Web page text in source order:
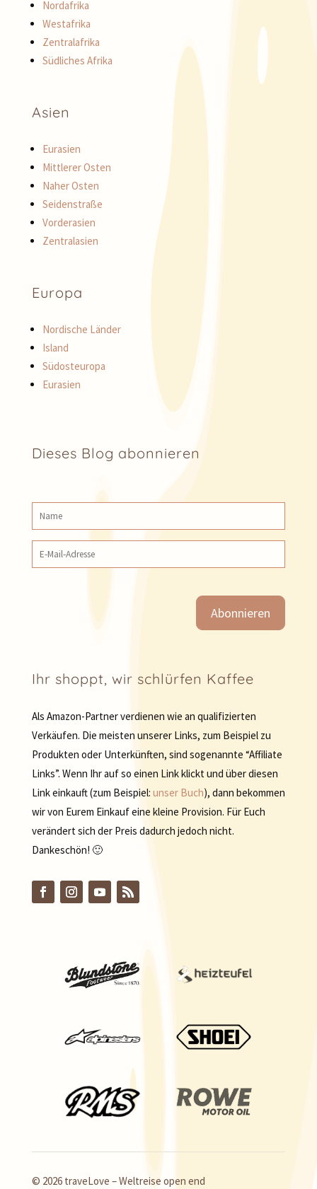
Nordafrika
Westafrika
Zentralafrika
Südliches Afrika
Asien
Eurasien
Mittlerer Osten
Naher Osten
Seidenstraße
Vorderasien
Zentralasien
Europa
Nordische Länder
Island
Südosteuropa
Eurasien
Dieses Blog abonnieren
Ihr shoppt, wir schlürfen Kaffee
Als Amazon-Partner verdienen wie an qualifizierten
Verkäufen. Die meisten unserer Links, zum Beispiel zu
Produkten oder Unterkünften, sind sogenannte “Affiliate
Links”. Wenn Ihr auf so einen Link klickt und über diesen
Link einkauft (zum Beispiel: unser Buch), dann bekommen
wir von Eurem Einkauf eine kleine Provision. Für Euch
verändert sich der Preis dadurch jedoch nicht.
Dankeschön! 🙂
© 2026 traveLove – Weltreise open end